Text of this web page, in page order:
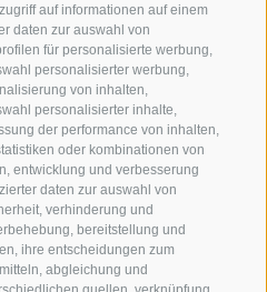
auf informationen auf einem
daten zur auswahl von
für personalisierte werbung,
personalisierter werbung,
von inhalten,
personalisierter inhalte,
der performance von inhalten,
oder kombinationen von
entwicklung und verbesserung
daten zur auswahl von
verhinderung und
bereitstellung und
ihre entscheidungen zum
abgleichung und